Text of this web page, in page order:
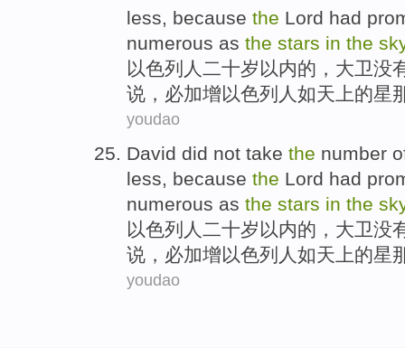
less, because the Lord had
numerous as the stars in the
以色列 人 二十岁 以内的 ， 大卫没
说，必加增以色列人 如天上的星
youdao
David did not take the number
less, because the Lord had
numerous as the stars in the
以色列 人 二十岁 以内的 ， 大卫没
说，必加增以色列人 如天上的星
youdao